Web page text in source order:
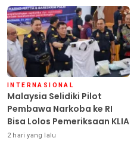
INTERNASIONAL
Malaysia Selidiki Pilot
Pembawa Narkoba ke RI
Bisa Lolos Pemeriksaan KLIA
2 hari yang lalu